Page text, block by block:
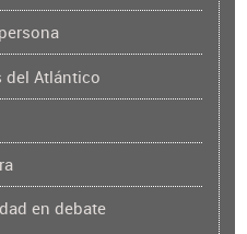
del Atlántico
en debate